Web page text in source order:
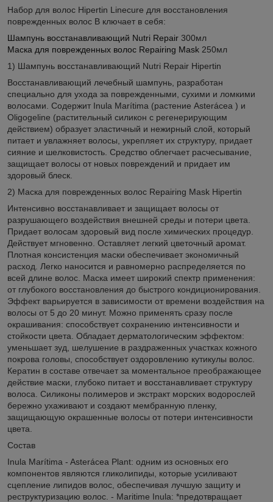
Набор для волос Hipertin Linecure для восстановления
поврежденных волос В ключает в себя:
Шампунь восстанавливающий Nutri Repair 300мл
Маска для поврежденных волос Repairing Mask 250мл
1) Шампунь восстанавливающий Nutri Repair Hipertin
Восстанавливающий лечебный шампунь, разработан
специально для ухода за поврежденными, сухими и ломкими
волосами. Содержит Inula Marítima (растение Asterácea ) и
Oligogeline (растительный силикон с регенерирующим
действием) образует эластичный и нежирный слой, который
питает и увлажняет волосы, укрепляет их структуру, придает
сияние и шелковистость. Средство облегчает расчесывание,
защищает волосы от новых повреждений и придает им
здоровый блеск.
2) Маска для поврежденных волос Repairing Mask Hipertin
Интенсивно восстанавливает и защищает волосы от
разрушающего воздействия внешней среды и потери цвета.
Придает волосам здоровый вид после химических процедур.
Действует мгновенно. Оставляет легкий цветочный аромат.
Плотная консистенция маски обеспечивает экономичный
расход. Легко наносится и равномерно распределяется по
всей длине волос. Маска имеет широкий спектр применения:
от глубокого восстановления до быстрого кондиционирования.
Эффект варьируется в зависимости от времени воздействия на
волосы от 5 до 20 минут. Можно применять сразу после
окрашивания: способствует сохранению интенсивности и
стойкости цвета. Обладает дерматологическим эффектом:
уменьшает зуд, шелушение в раздраженных участках кожного
покрова головы, способствует оздоровлению кутикулы волос.
Кератин в составе отвечает за моментальное преображающее
действие маски, глубоко питает и восстанавливает структуру
волоса. Силиконы полимеров и экстракт морских водорослей
бережно ухаживают и создают мембранную пленку,
защищающую окрашенные волосы от потери интенсивности
цвета.
Состав
Inula Marítima - Asterácea Plant: одним из основных его
компонентов являются гликолипиды, которые усиливают
сцепление липидов волос, обеспечивая лучшую защиту и
реструктуризацию волос. - Maritime Inula: *предотвращает